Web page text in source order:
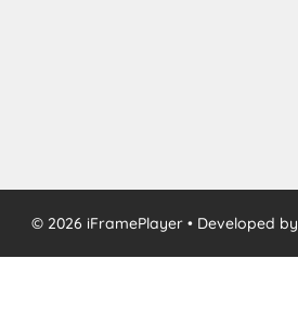
© 2026 iFramePlayer • Developed by